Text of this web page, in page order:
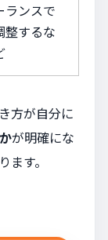
ランスで
整するな
方が自分に
が明確にな
す。